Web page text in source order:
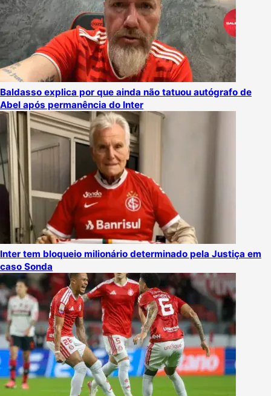
Baldasso explica por que ainda não tatuou autógrafo de
Abel após permanência do Inter
Inter tem bloqueio milionário determinado pela Justiça em
caso Sonda